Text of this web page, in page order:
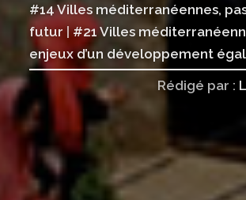
#14 Villes méditerranéennes,
futur | #21 Villes
enjeux d’un développement
Rédigé par :